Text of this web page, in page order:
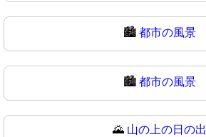
🏙️ 都市の風景
🏙 都市の風景
🌄 山の上の日の出